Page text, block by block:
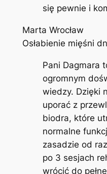
się pewnie i
Marta Wrocław
Osłabienie mięśni
Pani Dagmara
ogromnym
wiedzy. Dzięki
uporać z
biodra, które
normalne
zasadzie od
po 3 sesjach
wrócić do